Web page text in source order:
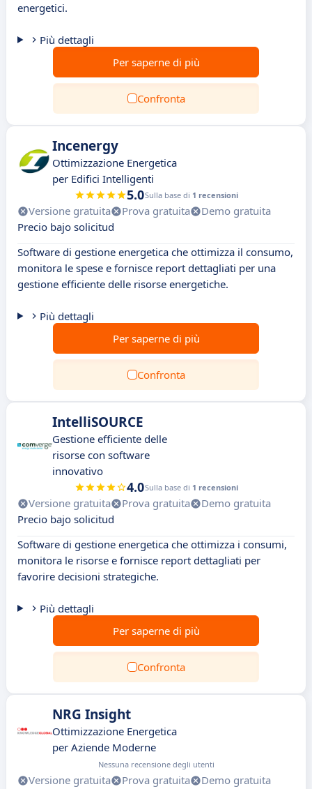
energetici.
Più dettagli
Per saperne di più
Confronta
Incenergy
Ottimizzazione Energetica
per Edifici Intelligenti
5.0Sulla base di 1 recensioni
Versione gratuita Prova gratuita
Demo gratuita
Precio bajo solicitud
Software di gestione energetica che ottimizza il consumo,
monitora le spese e fornisce report dettagliati per una
gestione efficiente delle risorse energetiche.
Più dettagli
Per saperne di più
Confronta
IntelliSOURCE
Gestione efficiente delle
risorse con software
innovativo
4.0Sulla base di 1 recensioni
Versione gratuita Prova gratuita
Demo gratuita
Precio bajo solicitud
Software di gestione energetica che ottimizza i consumi,
monitora le risorse e fornisce report dettagliati per
favorire decisioni strategiche.
Più dettagli
Per saperne di più
Confronta
NRG Insight
Ottimizzazione Energetica
per Aziende Moderne
Nessuna recensione degli utenti
Versione gratuita Prova gratuita Demo gratuita